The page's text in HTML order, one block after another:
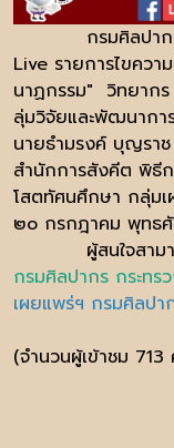
กรมศิลปากร ข
Live รายการไขคว
นาฏกรรม" วิทยากร
ลุ่มวิจัยและพัฒนากา
นายธำมรงค์ บุญรา
สำนักการสังคีต พิธี
โสตทัศนศึกษา กลุ่มเ
๒๐ กรกฎาคม พุทธ
ผู้สนใจสามารถ
กรมศิลปากร กระทร
เผยแพร่ฯ กรมศิลปา
(จำนวนผู้เข้าชม 713